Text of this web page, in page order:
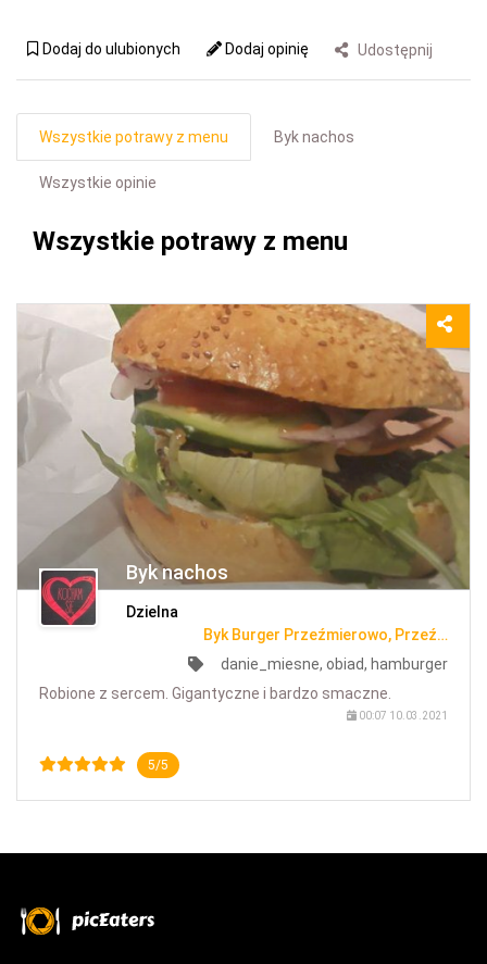
Dodaj do ulubionych Dodaj opinię Udostępnij
Wszystkie potrawy z menu Byk nachos
Wszystkie opinie
Wszystkie potrawy z menu
Byk nachos
Dzielna
Byk Burger Przeźmierowo, Przeźmierowo
danie_miesne, obiad, hamburger
Robione z sercem. Gigantyczne i bardzo smaczne.
00:07 10.03.2021
5/5